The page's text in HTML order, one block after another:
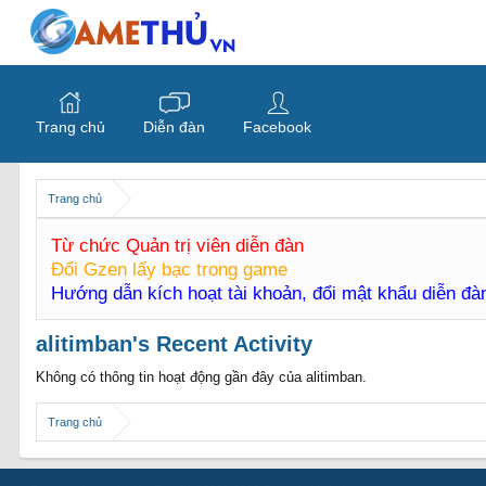
Trang chủ
Từ chức Quản trị viên diễn đàn
Đổi Gzen lấy bạc trong game
Hướng dẫn kích hoạt tài khoản, đổi mật khẩu diễn
alitimban's Recent Activity
Không có thông tin hoạt động gần đây của alitimban.
Trang chủ
Trang chủ Diễn đàn Facebook